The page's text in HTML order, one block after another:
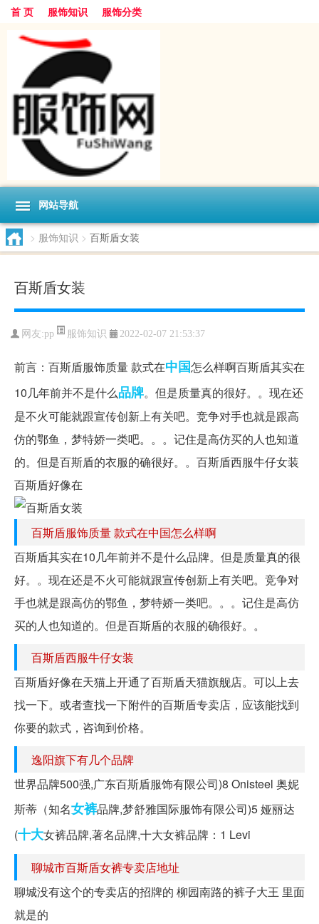
首 页 服饰知识 服饰分类
网站导航
> 服饰知识 > 百斯盾女装
百斯盾女装
网友:pp 服饰知识 2022-02-07 21:53:37
前言：百斯盾服饰质量 款式在中国怎么样啊百斯盾其实在
10几年前并不是什么品牌。但是质量真的很好。。现在还
是不火可能就跟宣传创新上有关吧。竞争对手也就是跟高
仿的鄂鱼，梦特娇一类吧。。。记住是高仿买的人也知道
的。但是百斯盾的衣服的确很好。。百斯盾西服牛仔女装
百斯盾好像在
百斯盾服饰质量 款式在中国怎么样啊
百斯盾其实在10几年前并不是什么品牌。但是质量真的很
好。。现在还是不火可能就跟宣传创新上有关吧。竞争对
手也就是跟高仿的鄂鱼，梦特娇一类吧。。。记住是高仿
买的人也知道的。但是百斯盾的衣服的确很好。。
百斯盾西服牛仔女装
百斯盾好像在天猫上开通了百斯盾天猫旗舰店。可以上去
找一下。或者查找一下附件的百斯盾专卖店，应该能找到
你要的款式，咨询到价格。
逸阳旗下有几个品牌
世界品牌500强,广东百斯盾服饰有限公司)8 Onisteel 奥妮
斯蒂（知名女裤品牌,梦舒雅国际服饰有限公司)5 娅丽达
(十大女裤品牌,著名品牌,十大女裤品牌：1 Levi
聊城市百斯盾女裤专卖店地址
聊城没有这个的专卖店的招牌的 柳园南路的裤子大王 里面
就是的